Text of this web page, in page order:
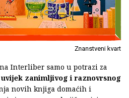
Znanstveni kvart
Interliber samo u potrazi za
uvijek zanimljivog i raznovrsnog
novih knjiga domaćih i